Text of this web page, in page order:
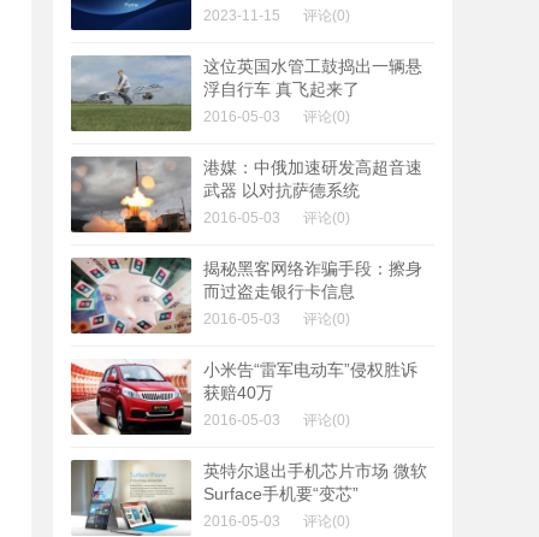
2023-11-15 评论(0)
这位英国水管工鼓捣出一辆悬
浮自行车 真飞起来了
2016-05-03 评论(0)
港媒：中俄加速研发高超音速
武器 以对抗萨德系统
2016-05-03 评论(0)
揭秘黑客网络诈骗手段：擦身
而过盗走银行卡信息
2016-05-03 评论(0)
小米告“雷军电动车”侵权胜诉
获赔40万
2016-05-03 评论(0)
英特尔退出手机芯片市场 微软
Surface手机要“变芯”
2016-05-03 评论(0)